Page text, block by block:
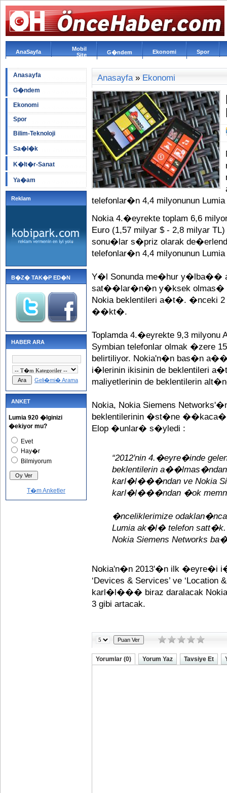
AnaSayfa
Mobil
Site
G�ndem Ekonomi Spor
Anasayfa
G�ndem
Ekonomi
Spor
Bilim-Teknoloji
Sa�l�k
K�lt�r-Sanat
Ya�am
Reklam
B�Z� TAK�P ED�N
HABER ARA
Geli�mi� Arama
ANKET
Lumia 920 �lginizi
�ekiyor mu?
Evet
Hay�r
Bilmiyorum
T�m Anketler
Anasayfa» Ekonomi
telefonlar�n 4,4 milyonunun
Nokia 4.�eyrekte toplam 6,6
Euro (1,57 milyar $ - 2,8 milyar
sonu�lar s�priz olarak
telefonlar�n 4,4 milyonunun
Y�l Sonunda me�hur
sat��lar�n�n y�ksek
Nokia beklentileri a�t�.
��kt�.
Toplamda 4.�eyrekte 9,3 milyonu
Symbian telefonlar olmak
belirtiliyor. Nokia'n�n bas�n
i�lerinin ikisinin de beklentileri
maliyetlerinin de beklentilerin
Nokia, Nokia Siemens
beklentilerinin �st�ne ��kaca��
Elop �unlar� s�yledi :
“2012'nin 4.�eyre�inde
beklentilerin
karl�l���ndan ve Nokia
karl�l���ndan �ok
�nceliklerimize
Lumia ak�l� telefon
Nokia Siemens Networks
Nokia'n�n 2013'�n ilk �eyre�i
‘Devices & Services’ ve
karl�l��� biraz daralacak
3 gibi artacak.
Yorumlar (0) Yorum Yaz Tavsiye Et